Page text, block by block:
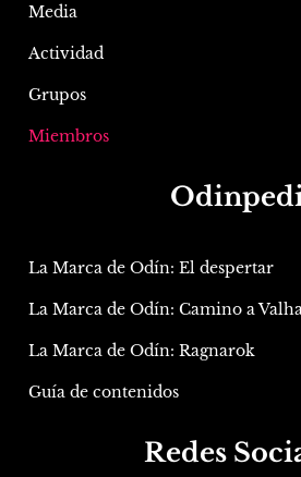
Media
Actividad
Grupos
Miembros
La Marca de Odín: El despertar
La Marca de Odín: Camino a
La Marca de Odín: Ragnarok
Guía de contenidos
Redes